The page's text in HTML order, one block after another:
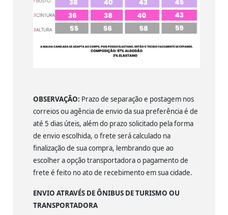
OBSERVAÇÃO: Prazo de separação e postagem nos
correios ou agência de envio da sua preferência é de
até 5 dias úteis, além do prazo solicitado pela forma
de envio escolhida, o frete será calculado na
finalização de sua compra, lembrando que ao
escolher a opção transportadora o pagamento de
frete é feito no ato de recebimento em sua cidade.
ENVIO ATRAVÉS DE ÔNIBUS DE TURISMO OU
TRANSPORTADORA